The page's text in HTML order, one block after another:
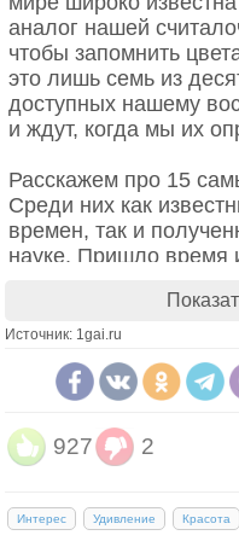
Не напрягайте
Он применяется
дополнение к
Называется он
Также тут можно
под названием
скалах гнездятся
плоские каменные
беспорядке на берегу
аналог нашей
чтобы запомнить
это лишь семь из
доступных нашему
и ждут, когда мы их
Расскажем про 15
Среди них как
времен, так и
науке. Пришло время
1. Ультрамарин
Источник: 1gai.ru
927 2
Интерес Удивление Красота